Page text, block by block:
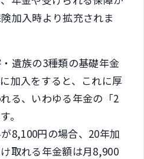
加入時より拡充されま
遺族の3種類の基礎年金
加入をすると、これに厚
る、いわゆる年金の「2
。
8,100円の場合、20年加
取れる年金額は月8,900